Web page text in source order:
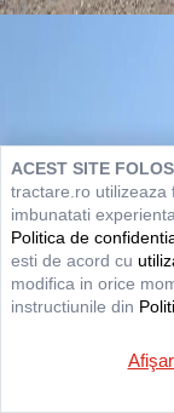
ACEST SITE
tractare.ro utilizeaza
imbunatati
Politica de
esti de acord cu
modifica in orice
instructiunile din